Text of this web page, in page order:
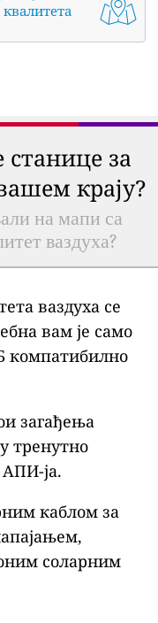
станице за
крају?
на мапи са
ваздуха?
ваздуха се
вам је само
компатибилно
загађења
тренутно
ја.
каблом за
соларним